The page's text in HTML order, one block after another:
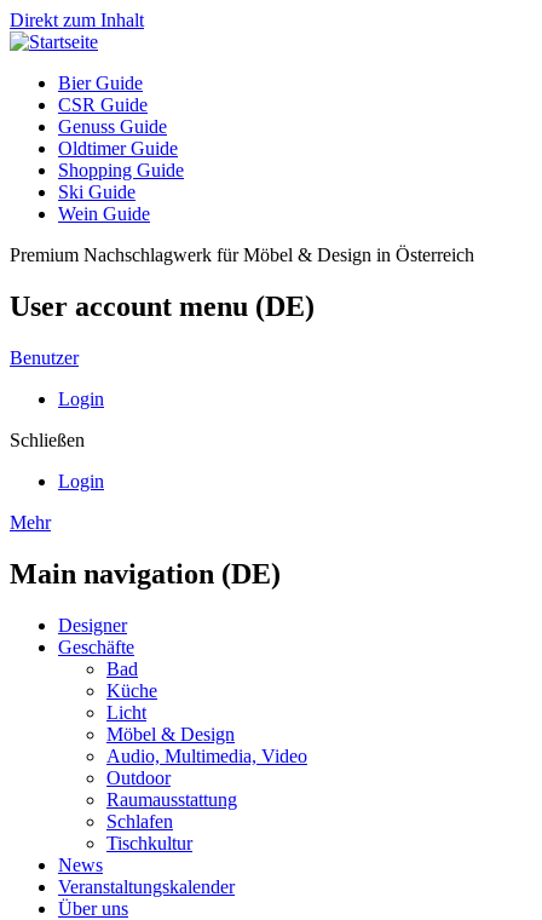
Direkt zum Inhalt
Bier Guide
CSR Guide
Genuss Guide
Oldtimer Guide
Shopping Guide
Ski Guide
Wein Guide
Premium Nachschlagwerk für Möbel & Design in Österreich
User account menu (DE)
Benutzer
Login
Schließen
Login
Mehr
Main navigation (DE)
Designer
Geschäfte
Bad
Küche
Licht
Möbel & Design
Audio, Multimedia, Video
Outdoor
Raumausstattung
Schlafen
Tischkultur
News
Veranstaltungskalender
Über uns